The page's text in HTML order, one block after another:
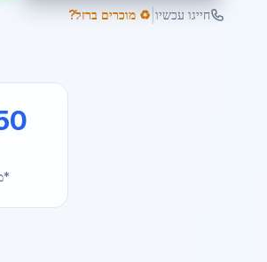
חייגו עכשיו ♻️ מוכרים ברזל?